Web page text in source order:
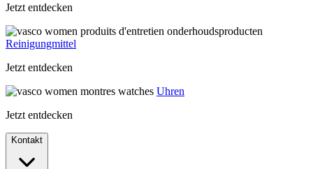
Jetzt entdecken
Reinigungmittel
Jetzt entdecken
Uhren
Jetzt entdecken
Kontakt